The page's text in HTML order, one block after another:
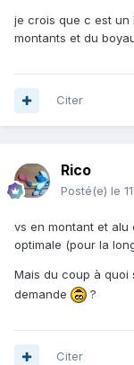
je crois que c est
montants et du
Citer
Rico
Posté(e) le
vs en montant et
optimale (pour la
Mais du coup à quoi
demande
?
Citer